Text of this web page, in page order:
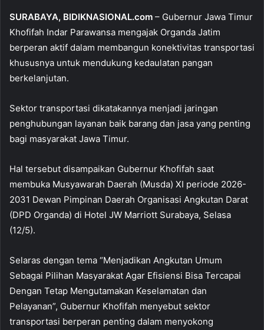
SURABAYA, BIDIKNASIONAL.com – Gubernur Jawa Timur
Khofifah Indar Parawansa mengajak Organda Jatim
berperan aktif dalam membangun konektivitas transportasi
khususnya untuk mendukung kedaulatan pangan
berkelanjutan.
Sektor transportasi dikatakannya menjadi jaringan
penghubungan layanan baik barang dan jasa yang penting
bagi masyarakat Jawa Timur.
Hal tersebut disampaikan Gubernur Khofifah saat
membuka Musyawarah Daerah (Musda) XI periode 2026-
2031 Dewan Pimpinan Daerah Organisasi Angkutan Darat
(DPD Organda) di Hotel JW Marriott Surabaya, Selasa
(12/5).
Selaras dengan tema “Menjadikan Angkutan Umum
Sebagai Pilihan Masyarakat Agar Efisiensi Bisa Tercapai
Dengan Tetap Mengutamakan Keselamatan dan
Pelayanan”, Gubernur Khofifah menyebut sektor
transportasi berperan penting dalam menyokong